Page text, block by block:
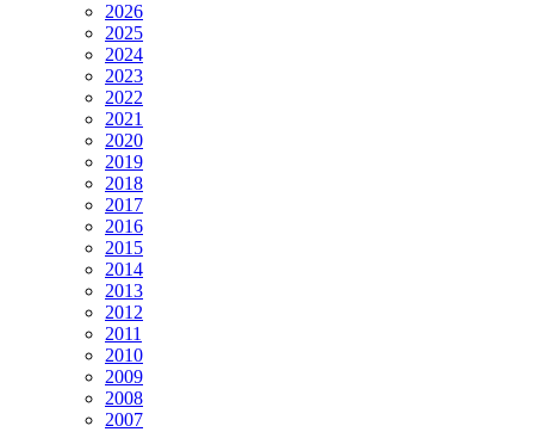
2026
2025
2024
2023
2022
2021
2020
2019
2018
2017
2016
2015
2014
2013
2012
2011
2010
2009
2008
2007